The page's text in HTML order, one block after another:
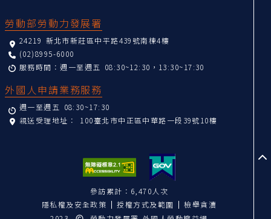
勞動部勞動力發展署
24219 新北市新莊區中平路439號南棟4樓
(02)8995-6000
服務時間：週一至週五 08:30~12:30，13:30~17:30
外國人申請業務服務
週一至週五 08:30~17:30
親送受理地址： 100臺北市中正區中華路一段39號10樓
參訪累計：6,470人次
隱私權及安全政策
授權方式及範圍
檢舉貪瀆
至